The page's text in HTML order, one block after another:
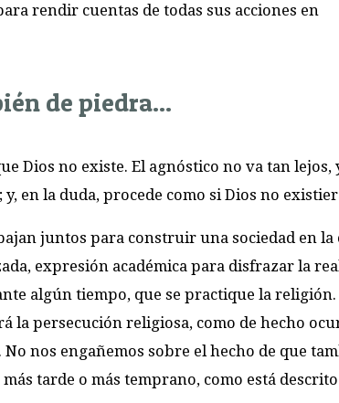
rendir cuentas de todas sus acciones en
de piedra...
Dios no existe. El agnóstico no va tan lejos,
en la duda, procede como si Dios no
juntos para construir una sociedad en la
expresión académica para disfrazar la
algún tiempo, que se practique la
la persecución religiosa, como de hecho
nos engañemos sobre el hecho de que
tarde o más temprano, como está